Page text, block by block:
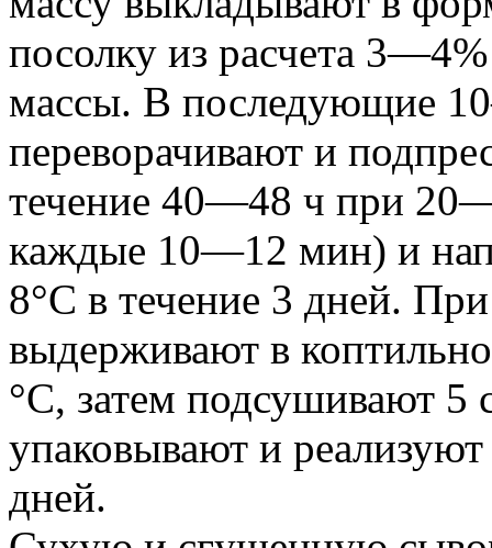
посолку из расчета
массы. В последующие
переворачивают и
течение 40—48 ч при
каждые 10—12 мин) и
8°С в течение 3 дней.
выдерживают в
°С, затем подсушивают
упаковывают и
дней.